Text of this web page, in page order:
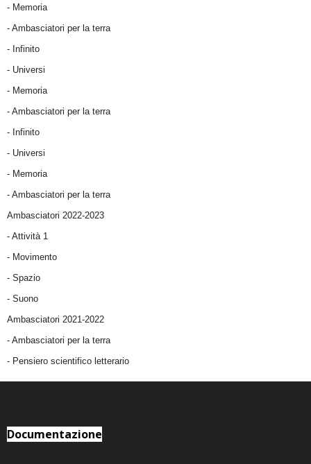
- Memoria
- Ambasciatori per la terra
- Infinito
- Universi
- Memoria
- Ambasciatori per la terra
- Infinito
- Universi
- Memoria
- Ambasciatori per la terra
Ambasciatori 2022-2023
- Attività 1
- Movimento
- Spazio
- Suono
Ambasciatori 2021-2022
- Ambasciatori per la terra
- Pensiero scientifico letterario
Documentazione